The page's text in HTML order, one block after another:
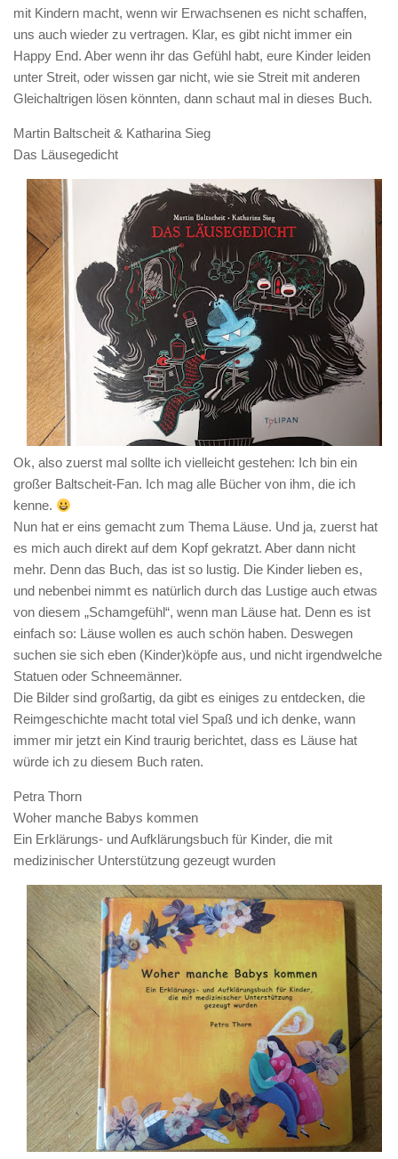
mit Kindern macht, wenn wir Erwachsenen es nicht schaffen,
uns auch wieder zu vertragen. Klar, es gibt nicht immer ein
Happy End. Aber wenn ihr das Gefühl habt, eure Kinder leiden
unter Streit, oder wissen gar nicht, wie sie Streit mit anderen
Gleichaltrigen lösen könnten, dann schaut mal in dieses Buch.
Martin Baltscheit & Katharina Sieg
Das Läusegedicht
Ok, also zuerst mal sollte ich vielleicht gestehen: Ich bin ein
großer Baltscheit-Fan. Ich mag alle Bücher von ihm, die ich
kenne.
Nun hat er eins gemacht zum Thema Läuse. Und ja, zuerst hat
es mich auch direkt auf dem Kopf gekratzt. Aber dann nicht
mehr. Denn das Buch, das ist so lustig. Die Kinder lieben es,
und nebenbei nimmt es natürlich durch das Lustige auch etwas
von diesem „Schamgefühl“, wenn man Läuse hat. Denn es ist
einfach so: Läuse wollen es auch schön haben. Deswegen
suchen sie sich eben (Kinder)köpfe aus, und nicht irgendwelche
Statuen oder Schneemänner.
Die Bilder sind großartig, da gibt es einiges zu entdecken, die
Reimgeschichte macht total viel Spaß und ich denke, wann
immer mir jetzt ein Kind traurig berichtet, dass es Läuse hat
würde ich zu diesem Buch raten.
Petra Thorn
Woher manche Babys kommen
Ein Erklärungs- und Aufklärungsbuch für Kinder, die mit
medizinischer Unterstützung gezeugt wurden